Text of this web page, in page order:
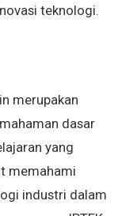
teknologi.
merupakan
dasar
yang
memahami
industri dalam